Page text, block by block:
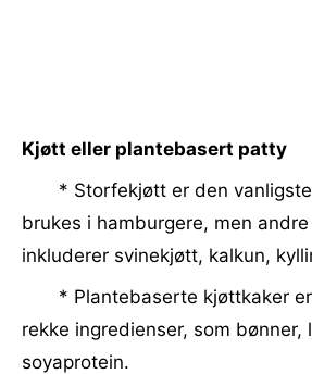
Kjøtt eller plantebasert patty
* Storfekjøtt er den
brukes i hamburgere, men
inkluderer svinekjøtt, kalkun,
* Plantebaserte kjøttkaker
rekke ingredienser, som bønner,
soyaprotein.